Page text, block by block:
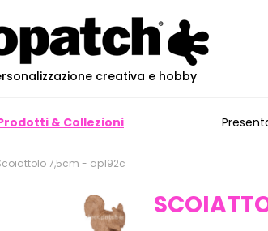
creativa e hobby
& Collezioni
7,5cm - ap192c